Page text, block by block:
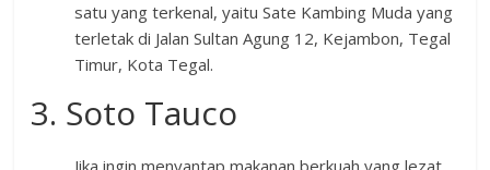
satu yang terkenal, yaitu Sate Kambing Muda yang
terletak di Jalan Sultan Agung 12, Kejambon, Tegal
Timur, Kota Tegal.
3. Soto Tauco